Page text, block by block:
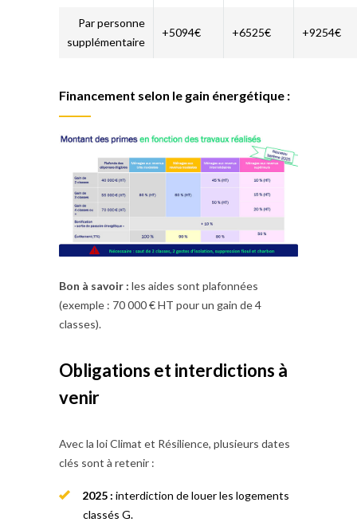
Par personne
supplémentaire
+5094€ +6525€ +9254€
Financement selon le gain énergétique :
Bon à savoir : les aides sont plafonnées
(exemple : 70 000 € HT pour un gain de 4
classes).
Obligations et interdictions à
venir
Avec la loi Climat et Résilience, plusieurs dates
clés sont à retenir :
2025 : interdiction de louer les logements
classés G.